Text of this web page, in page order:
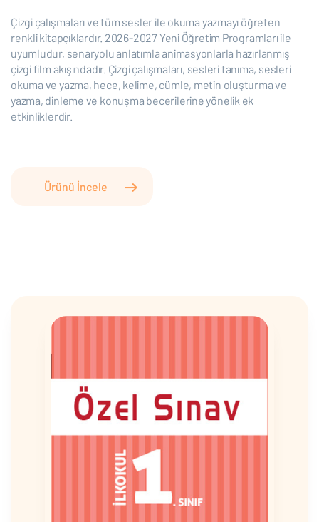
Çizgi çalışmaları ve tüm sesler ile okuma yazmayı öğreten
renkli kitapçıklardır. 2026-2027 Yeni Öğretim Programları ile
uyumludur, senaryolu anlatımla animasyonlarla hazırlanmış
çizgi film akışındadır. Çizgi çalışmaları, sesleri tanıma, sesleri
okuma ve yazma, hece, kelime, cümle, metin oluşturma ve
yazma, dinleme ve konuşma becerilerine yönelik ek
etkinliklerdir.
Ürünü İncele